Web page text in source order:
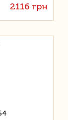
2116 грн